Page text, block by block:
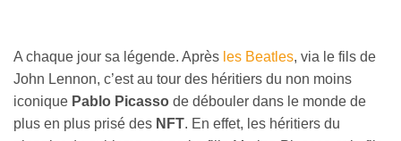
A chaque jour sa légende. Après les Beatles, via le fils de
John Lennon, c’est au tour des héritiers du non moins
iconique Pablo Picasso de débouler dans le monde de
plus en plus prisé des NFT. En effet, les héritiers du